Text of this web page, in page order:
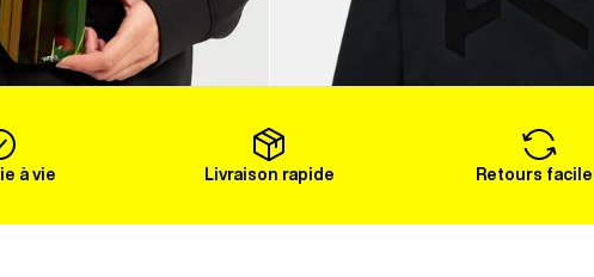
Voir plus
à vie Livraison rapide Retours